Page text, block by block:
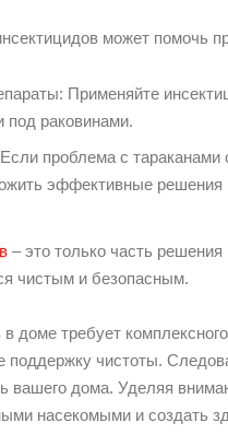
может помочь
Применяйте
под раковинами.
проблема с тараканами
эффективные решения
– это только часть
чистым и безопасным.
доме требует
чистоты.
вашего дома. Уделяя
насекомыми и создать